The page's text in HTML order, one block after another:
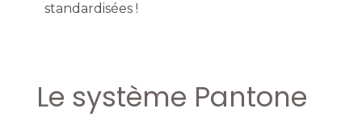
standardisées !
Le système Pantone